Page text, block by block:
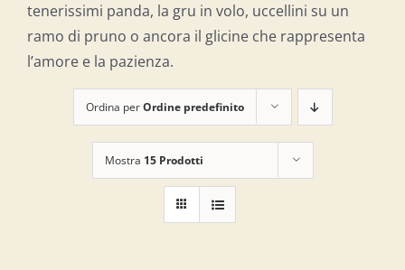
tenerissimi panda, la gru in volo, uccellini su un
ramo di pruno o ancora il glicine che rappresenta
l’amore e la pazienza.
Ordina perOrdine predefinito
Mostra 15 Prodotti